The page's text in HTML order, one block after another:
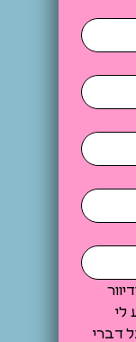
אני מאשר/ת קבלת פרסום ודיוור
באמצעי המדיה השונים. ידוע לי
שאוכל לבקש להפסיק לקבל דברי